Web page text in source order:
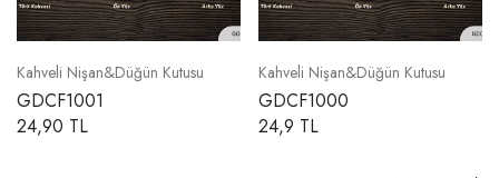
Kahveli Nişan&Düğün Kutusu
GDCF1001
24,90 TL
Kahveli Nişan&Düğün Kutusu
GDCF1000
24,9 TL